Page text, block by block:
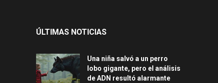
ÚLTIMAS NOTICIAS
Una niña salvó a un perro
lobo gigante, pero el análisis
de ADN resultó alarmante